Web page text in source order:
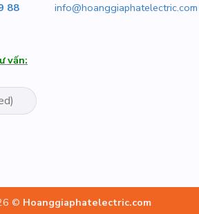
88
info@hoanggiaphatelectric.com
vấn:
© Hoanggiaphatelectric.com